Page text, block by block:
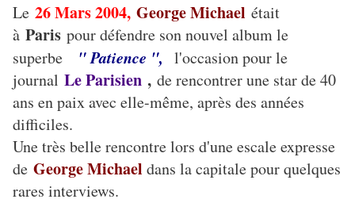
Le 26 Mars 2004, George Michael était
à Paris pour défendre son nouvel album le
superbe " Patience ", l'occasion pour le
journal Le Parisien , de rencontrer une star de 40
ans en paix avec elle-même, après des années
difficiles.
Une très belle rencontre lors d'une escale expresse
de George Michael dans la capitale pour quelques
rares interviews.